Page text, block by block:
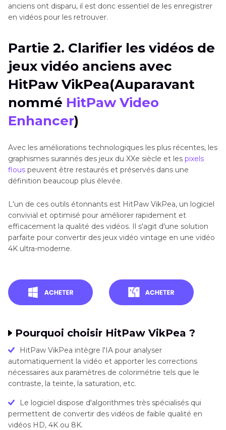
anciens ont disparu, il est donc essentiel de les enregistrer
en vidéos pour les retrouver.
Partie 2. Clarifier les vidéos de
jeux vidéo anciens avec
HitPaw VikPea(Auparavant
nommé HitPaw Video
Enhancer)
Avec les améliorations technologiques les plus récentes, les
graphismes surannés des jeux du XXe siècle et les pixels
flous peuvent être restaurés et préservés dans une
définition beaucoup plus élevée.
L'un de ces outils étonnants est HitPaw VikPea, un logiciel
convivial et optimisé pour améliorer rapidement et
efficacement la qualité des vidéos. Il s'agit d'une solution
parfaite pour convertir des jeux vidéo vintage en une vidéo
4K ultra-moderne.
Pourquoi choisir HitPaw VikPea ?
HitPaw VikPea intègre l'IA pour analyser
automatiquement la vidéo et apporter les corrections
nécessaires aux paramètres de colorimétrie tels que le
contraste, la teinte, la saturation, etc.
Le logiciel dispose d'algorithmes très spécialisés qui
permettent de convertir des vidéos de faible qualité en
vidéos HD, 4K ou 8K.